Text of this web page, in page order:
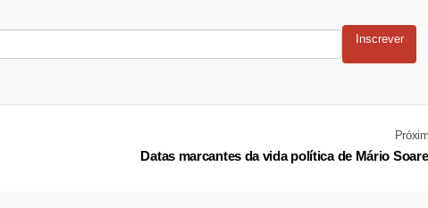
Inscrever
Datas marcantes da vida política de Mário